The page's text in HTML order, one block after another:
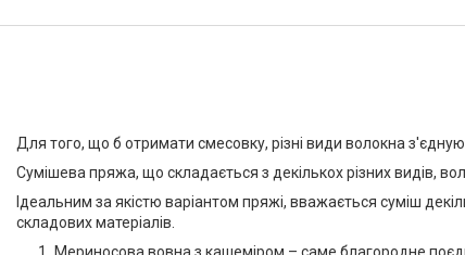
Для того, що б отримати смесовку, різні види волокна
Сумішева пряжа, що складається з декількох різних видів,
Ідеальним за якістю варіантом пряжі, вважається суміш
складових матеріалів.